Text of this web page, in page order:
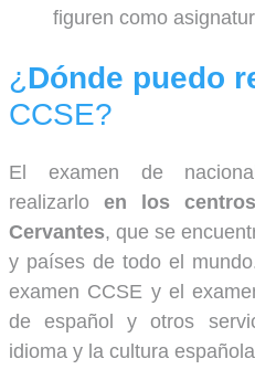
figuren como
¿Dónde puedo
CCSE?
El examen de
realizarlo en los
Cervantes, que se
y países de todo el
examen CCSE y el
de español y otros
idioma y la cultura